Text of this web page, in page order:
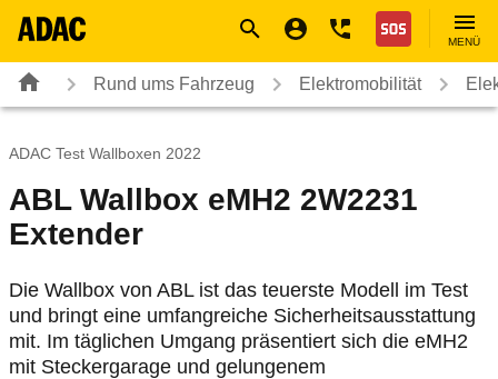
Nothilfe
MENÜ
Rund ums Fahrzeug Elektromobilität
ADAC Test Wallboxen 2022
ABL Wallbox eMH2 2W2231
Extender
Die Wallbox von ABL ist das teuerste Modell im Test
und bringt eine umfangreiche Sicherheitsausstattung
mit. Im täglichen Umgang präsentiert sich die eMH2
mit Steckergarage und gelungenem